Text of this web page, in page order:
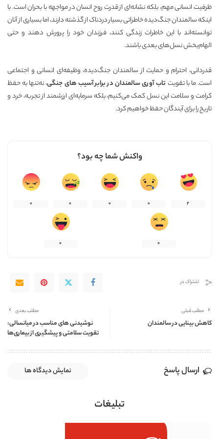
ظرفیت انسانی مهم، بلکه نشانه‌ای از قدرت روح انسان در مواجهه با بحران است. با
اینکه سالمندان جنگ‌دیده خاطراتی بسیار دردناک از گذشته دارند، اما بسیاری از آنان
توانسته‌اند با این خاطرات زندگی کنند، فرزندان خود را پرورش دهند و حتی
الهام‌بخش نسل‌های بعدی باشند.
قدردانی، احترام و حمایت از سالمندان جنگ‌دیده، وظیفه‌ای انسانی و اجتماعی
است. ما با تقویت تاب آوری سالمندان در برابر آسیب های جنگی، نه‌تنها به حفظ
کرامت و سلامت این نسل کمک می‌کنیم، بلکه سرمایه‌ای ارزشمند از تجربه، خرد و
تاریخ را برای آیندگان حفظ خواهیم کرد.
واکنش شما چه بود؟
2
0
0
0
0
0
0
اشتراک در
مطلب قبلی
کاهش بینایی در سالمندان
مطلب بعدی
نوشیدنی های مناسب در میانسالی:
تقویت سلامتی و پیشگیری از بیماری‌ها
ارسال پاسخ نمایش دیدگاه ها
تبلیغات